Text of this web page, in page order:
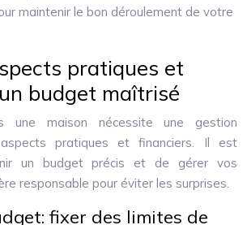
maintenir le bon déroulement de votre
pratiques et
budget maîtrisé
une maison nécessite une gestion
pratiques et financiers. Il est
un budget précis et de gérer vos
responsable pour éviter les surprises.
fixer des limites de